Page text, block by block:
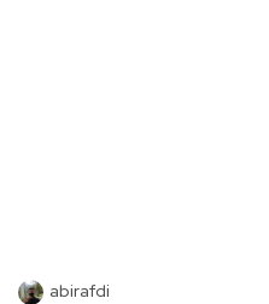
abirafdi